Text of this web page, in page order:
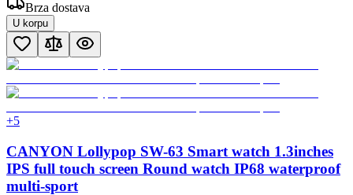
Brza dostava
U korpu
+5
CANYON Lollypop SW-63 Smart watch 1.3inches
IPS full touch screen Round watch IP68 waterproof
multi-sport